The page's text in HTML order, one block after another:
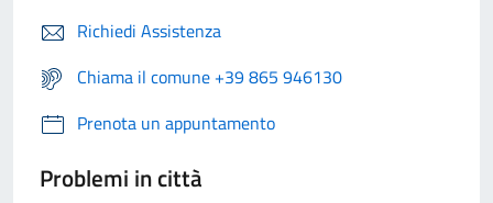
Richiedi Assistenza
Chiama il comune +39 865 946130
Prenota un appuntamento
Problemi in città